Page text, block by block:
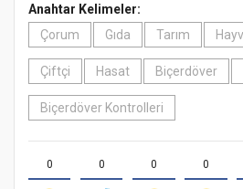
Anahtar Kelimeler:
Çorum
Gıda Tarım
Çiftçi Hasat Biçerdöver
Biçerdöver Kontrolleri
0 0 0 0